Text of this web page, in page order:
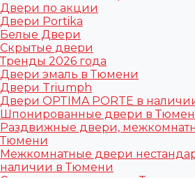
Двери по акции
Двери Portika
Белые Двери
Скрытые двери
Тренды 2026 года
Двери эмаль в Тюмени
Двери Triumph
Двери OPTIMA PORTE в
Шпонированные двери в
Раздвижные двери,
Тюмени
Межкомнатные двери
наличии в Тюмени